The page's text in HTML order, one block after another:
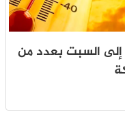
إلى السبت بعدد من